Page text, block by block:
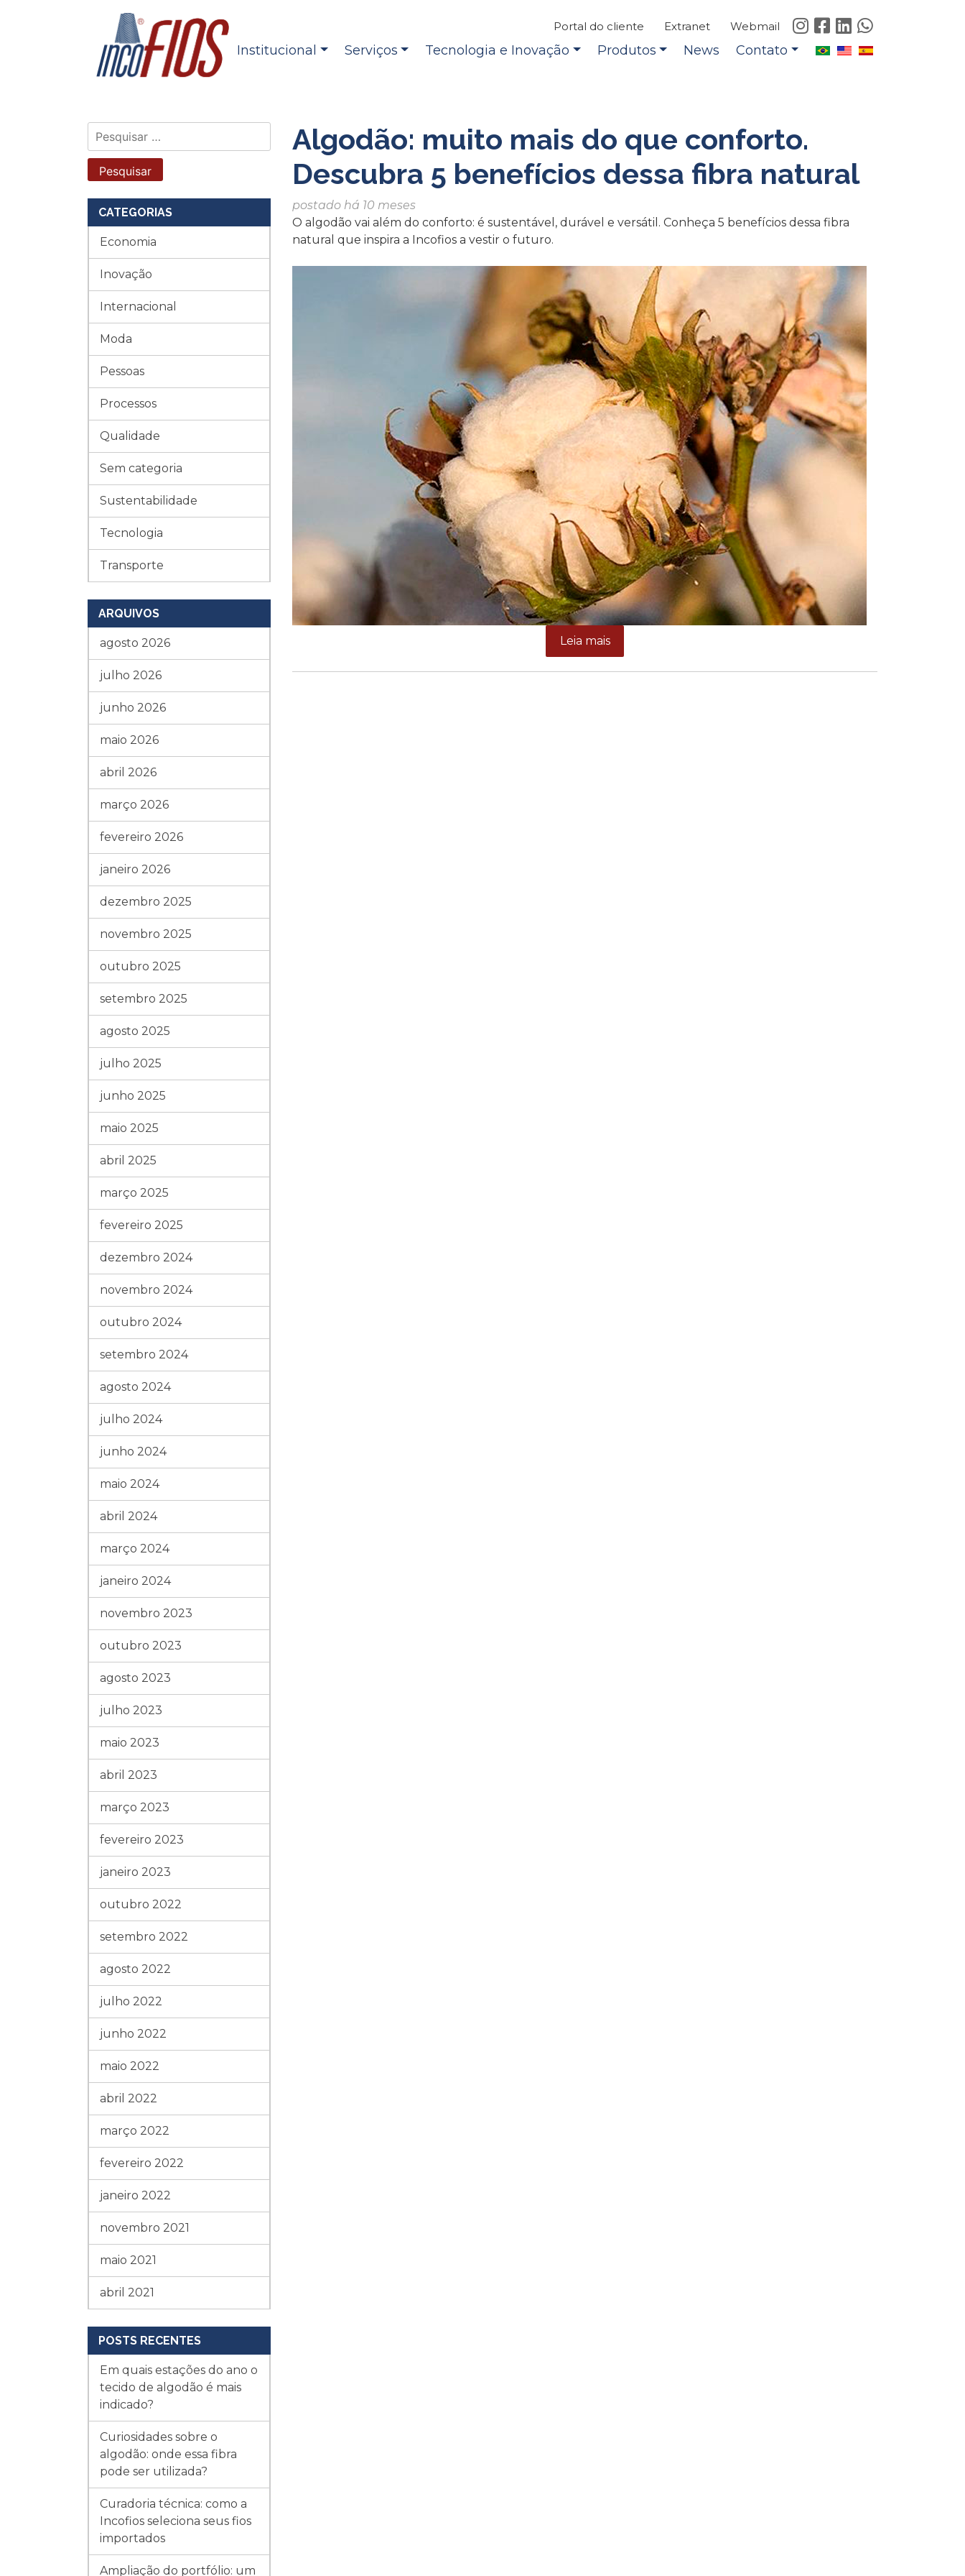
Institucional Serviços Tecnologia e Inovação Produtos News Contato
Portal do cliente Extranet Webmail
Pesquisar
por:
CATEGORIAS
Economia
Inovação
Internacional
Moda
Pessoas
Processos
Qualidade
Sem categoria
Sustentabilidade
Tecnologia
Transporte
ARQUIVOS
agosto 2026
julho 2026
junho 2026
maio 2026
abril 2026
março 2026
fevereiro 2026
janeiro 2026
dezembro 2025
novembro 2025
outubro 2025
setembro 2025
agosto 2025
julho 2025
junho 2025
maio 2025
abril 2025
março 2025
fevereiro 2025
dezembro 2024
novembro 2024
outubro 2024
setembro 2024
agosto 2024
julho 2024
junho 2024
maio 2024
abril 2024
março 2024
janeiro 2024
novembro 2023
outubro 2023
agosto 2023
julho 2023
maio 2023
abril 2023
março 2023
fevereiro 2023
janeiro 2023
outubro 2022
setembro 2022
agosto 2022
julho 2022
junho 2022
maio 2022
abril 2022
março 2022
fevereiro 2022
janeiro 2022
novembro 2021
maio 2021
abril 2021
POSTS RECENTES
Em quais estações do ano o
tecido de algodão é mais
indicado?
Curiosidades sobre o
algodão: onde essa fibra
pode ser utilizada?
Curadoria técnica: como a
Incofios seleciona seus fios
importados
Ampliação do portfólio: um
Algodão: muito mais do que conforto.
Descubra 5 benefícios dessa fibra natural
postado há 10 meses
O algodão vai além do conforto: é sustentável, durável e versátil. Conheça 5 benefícios dessa fibra
natural que inspira a Incofios a vestir o futuro.
Leia mais